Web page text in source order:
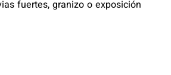
fuertes, granizo o exposición